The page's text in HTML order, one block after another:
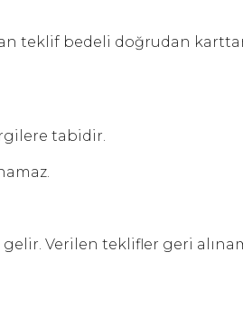
teklif bedeli doğrudan
tabidir.
gelir. Verilen teklifler geri